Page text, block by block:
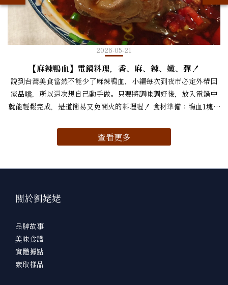
2026-05-21
【麻辣鴨血】電鍋料理，香、麻、辣、嫩、彈！
說到台灣美食當然不能少了麻辣鴨血，小編每次到夜市必定外帶回
家品嚐，所以這次想自己動手做。只要將調味調好後，放入電鍋中
就能輕鬆完成，是道簡易又免開火的料理喔！ 食材準備：鴨血1塊劉
酒適量蔥花適量 製作方法：將鴨血先切塊。將鴨血放入盤中。倒入
醬油、米酒、冰糖、豆瓣醬、劉姥姥紅花椒粒、可再加少許辣椒(依
電鍋中，外鍋放1杯水，電鍋跳起後悶10分鐘即可上桌。 相關產
查看更多
關於劉姥姥
品牌故事
美味食譜
實體據點
索取樣品